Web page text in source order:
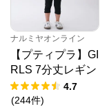
ナルミヤオンライン
【プティプラ】GI
RLS 7分丈レギン
ス
4.7
(244件)